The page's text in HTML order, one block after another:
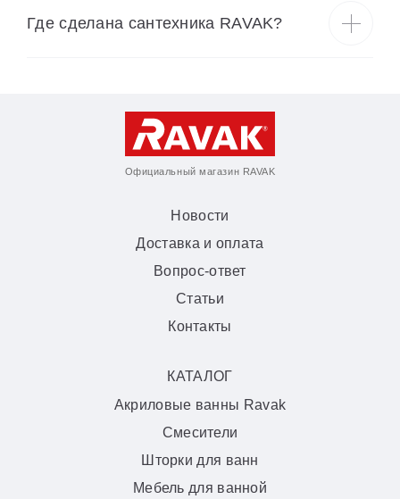
Где сделана сантехника RAVAK?
Официальный магазин RAVAK
Новости
Доставка и оплата
Вопрос-ответ
Статьи
Контакты
КАТАЛОГ
Акриловые ванны Ravak
Смесители
Шторки для ванн
Мебель для ванной